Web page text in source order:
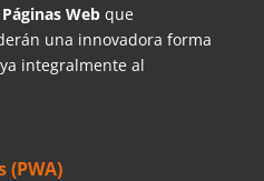
Páginas Webque
una innovadora forma
integralmente al
(PWA)